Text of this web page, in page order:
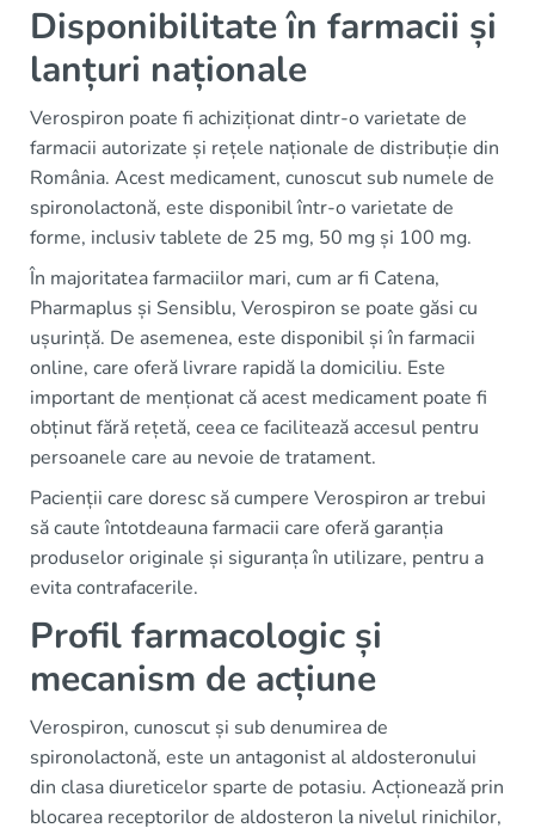
Disponibilitate în farmacii și
lanțuri naționale
Verospiron poate fi achiziționat dintr-o varietate de
farmacii autorizate și rețele naționale de distribuție din
România. Acest medicament, cunoscut sub numele de
spironolactonă, este disponibil într-o varietate de
forme, inclusiv tablete de 25 mg, 50 mg și 100 mg.
În majoritatea farmaciilor mari, cum ar fi Catena,
Pharmaplus și Sensiblu, Verospiron se poate găsi cu
ușurință. De asemenea, este disponibil și în farmacii
online, care oferă livrare rapidă la domiciliu. Este
important de menționat că acest medicament poate fi
obținut fără rețetă, ceea ce facilitează accesul pentru
persoanele care au nevoie de tratament.
Pacienții care doresc să cumpere Verospiron ar trebui
să caute întotdeauna farmacii care oferă garanția
produselor originale și siguranța în utilizare, pentru a
evita contrafacerile.
Profil farmacologic și
mecanism de acțiune
Verospiron, cunoscut și sub denumirea de
spironolactonă, este un antagonist al aldosteronului
din clasa diureticelor sparte de potasiu. Acționează prin
blocarea receptorilor de aldosteron la nivelul rinichilor,